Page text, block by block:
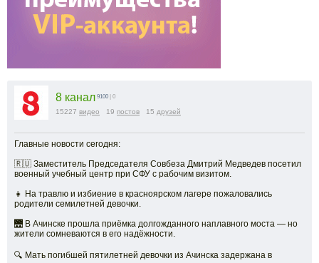
8 канал 9100 | 0
15227 видео 19 постов 15 друзей
Главные новости сегодня:
🇷🇺 Заместитель Председателя Совбеза Дмитрий Медведев посетил
военный учебный центр при СФУ с рабочим визитом.
👧 На травлю и избиение в красноярском лагере пожаловались
родители семилетней девочки.
🌉 В Ачинске прошла приёмка долгожданного наплавного моста — но
жители сомневаются в его надёжности.
🔍 Мать погибшей пятилетней девочки из Ачинска задержана в